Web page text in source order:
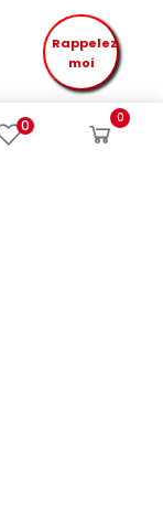
0 0
Rappelez
moi